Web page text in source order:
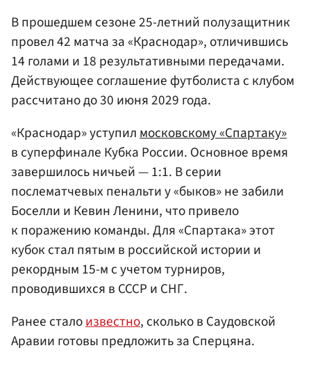
В прошедшем сезоне 25-летний полузащитник
провел 42 матча за «Краснодар», отличившись
14 голами и 18 результативными передачами.
Действующее соглашение футболиста с клубом
рассчитано до 30 июня 2029 года.
«Краснодар» уступилмосковскому «Спартаку»
в суперфинале Кубка России. Основное время
завершилось ничьей — 1:1. В серии
послематчевых пенальти у «быков» не забили
Боселли и Кевин Ленини, что привело
к поражению команды. Для «Спартака» этот
кубок стал пятым в российской истории и
рекордным 15-м с учетом турниров,
проводившихся в СССР и СНГ.
Ранее сталоизвестно, сколько в Саудовской
Аравии готовы предложить за Сперцяна.